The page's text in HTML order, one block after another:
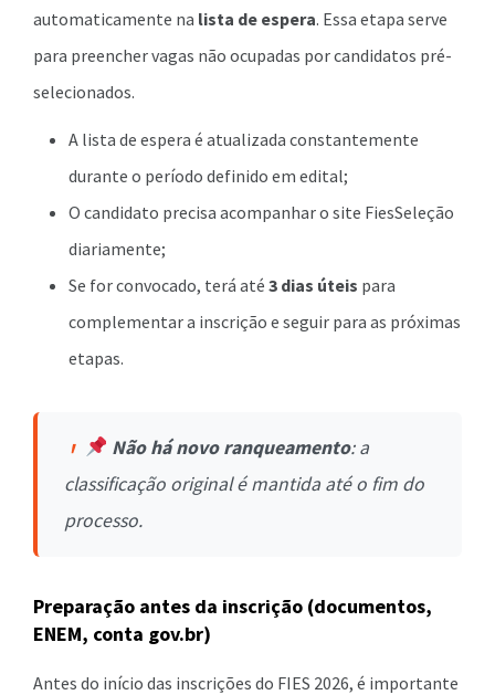
automaticamente na lista de espera. Essa etapa serve
para preencher vagas não ocupadas por candidatos pré-
selecionados.
A lista de espera é atualizada constantemente
durante o período definido em edital;
O candidato precisa acompanhar o site FiesSeleção
diariamente;
Se for convocado, terá até 3 dias úteis para
complementar a inscrição e seguir para as próximas
etapas.
Não há novo ranqueamento: a
classificação original é mantida até o fim do
processo.
Preparação antes da inscrição (documentos,
ENEM, conta gov.br)
Antes do início das inscrições do FIES 2026, é importante